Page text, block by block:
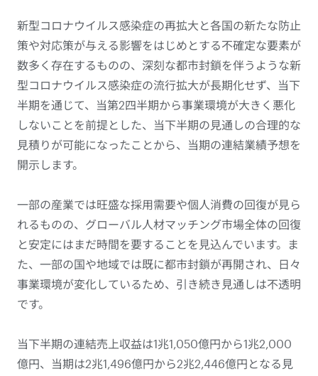
新型コロナウイルス感染症の再拡大と各国の新たな防止
策や対応策が与える影響をはじめとする不確定な要素が
数多く存在するものの、深刻な都市封鎖を伴うような新
型コロナウイルス感染症の流行拡大が長期化せず、当下
半期を通じて、当第2四半期から事業環境が大きく悪化
しないことを前提とした、当下半期の見通しの合理的な
見積りが可能になったことから、当期の連結業績予想を
開示します。
一部の産業では旺盛な採用需要や個人消費の回復が見ら
れるものの、グローバル人材マッチング市場全体の回復
と安定にはまだ時間を要することを見込んでいます。ま
た、一部の国や地域では既に都市封鎖が再開され、日々
事業環境が変化しているため、引き続き見通しは不透明
です。
当下半期の連結売上収益は1兆1,050億円から1兆2,000
億円、当期は2兆1,496億円から2兆2,446億円となる見